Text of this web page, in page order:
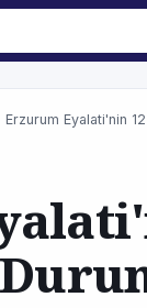
Erzurum Eyalati'nin